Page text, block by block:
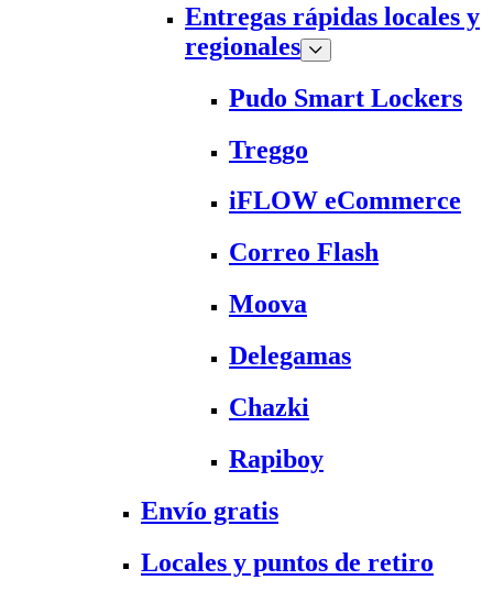
Entregas rápidas locales y
regionales
Pudo Smart Lockers
Treggo
iFLOW eCommerce
Correo Flash
Moova
Delegamas
Chazki
Rapiboy
Envío gratis
Locales y puntos de retiro